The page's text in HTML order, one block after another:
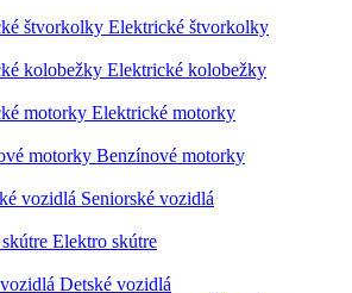
Elektrické štvorkolky
Elektrické kolobežky
Elektrické motorky
Benzínové motorky
Seniorské vozidlá
Elektro skútre
Detské vozidlá